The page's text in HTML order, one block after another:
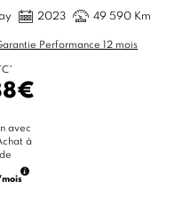
2023 49 590 Km
Performance 12 mois
avec
à